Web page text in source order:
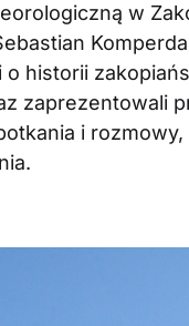
w
historii
zaprezentowali
i rozmowy,